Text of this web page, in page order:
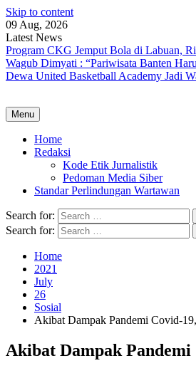
Skip to content
09 Aug, 2026
Latest News
Program CKG Jemput Bola di Labuan,
Wagub Dimyati : “Pariwisata Banten
Dewa United Basketball Academy Jadi
Menu
Home
Redaksi
Kode Etik Jurnalistik
Pedoman Media Siber
Standar Perlindungan Wartawan
Search for:
Search for:
Home
2021
July
26
Sosial
Akibat Dampak Pandemi Covid-
Akibat Dampak Pandemi